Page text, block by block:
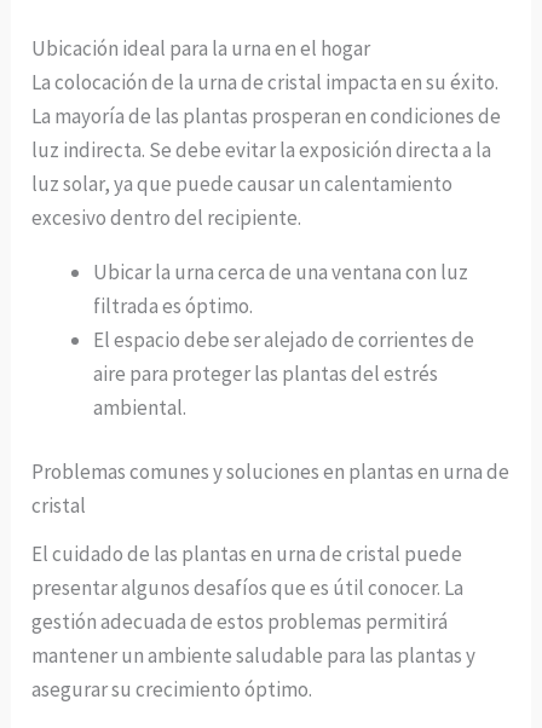
Ubicación ideal para la urna en el hogar
La colocación de la urna de cristal impacta en su éxito.
La mayoría de las plantas prosperan en condiciones de
luz indirecta. Se debe evitar la exposición directa a la
luz solar, ya que puede causar un calentamiento
excesivo dentro del recipiente.
Ubicar la urna cerca de una ventana con luz
filtrada es óptimo.
El espacio debe ser alejado de corrientes de
aire para proteger las plantas del estrés
ambiental.
Problemas comunes y soluciones en plantas en urna de
cristal
El cuidado de las plantas en urna de cristal puede
presentar algunos desafíos que es útil conocer. La
gestión adecuada de estos problemas permitirá
mantener un ambiente saludable para las plantas y
asegurar su crecimiento óptimo.